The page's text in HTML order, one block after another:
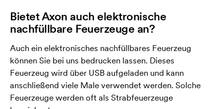
Bietet Axon auch elektronische
nachfüllbare Feuerzeuge an?
Auch ein elektronisches nachfüllbares Feuerzeug
können Sie bei uns bedrucken lassen. Dieses
Feuerzeug wird über USB aufgeladen und kann
anschließend viele Male verwendet werden. Solche
Feuerzeuge werden oft als Strabfeuerzeuge